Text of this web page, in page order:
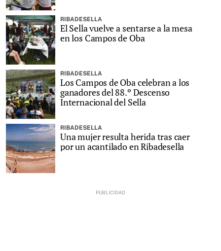
RIBADESELLA
El Sella vuelve a sentarse a la mesa
en los Campos de Oba
RIBADESELLA
Los Campos de Oba celebran a los
ganadores del 88.º Descenso
Internacional del Sella
RIBADESELLA
Una mujer resulta herida tras caer
por un acantilado en Ribadesella